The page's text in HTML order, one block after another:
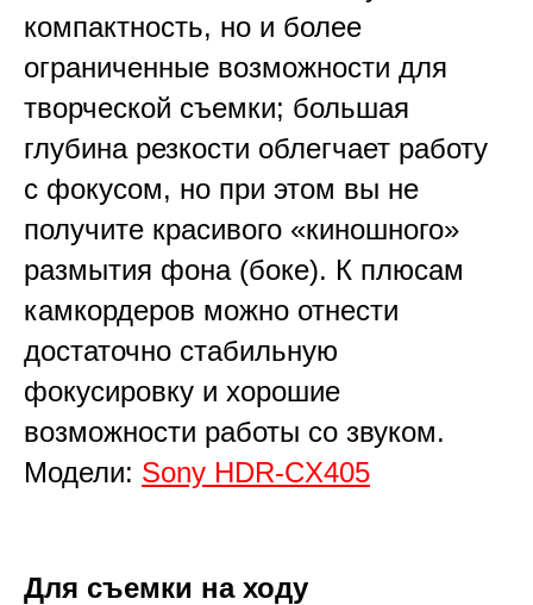
компактность, но и более
ограниченные возможности для
творческой съемки; большая
глубина резкости облегчает работу
с фокусом, но при этом вы не
получите красивого «киношного»
размытия фона (боке). К плюсам
камкордеров можно отнести
достаточно стабильную
фокусировку и хорошие
возможности работы со звуком.
Модели: Sony HDR-CX405
Для съемки на ходу